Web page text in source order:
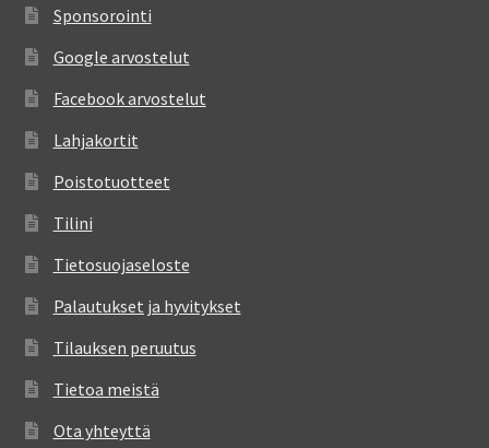
Sponsorointi
Google arvostelut
Facebook arvostelut
Lahjakortit
Poistotuotteet
Tilini
Tietosuojaseloste
Palautukset ja hyvitykset
Tilauksen peruutus
Tietoa meistä
Ota yhteyttä